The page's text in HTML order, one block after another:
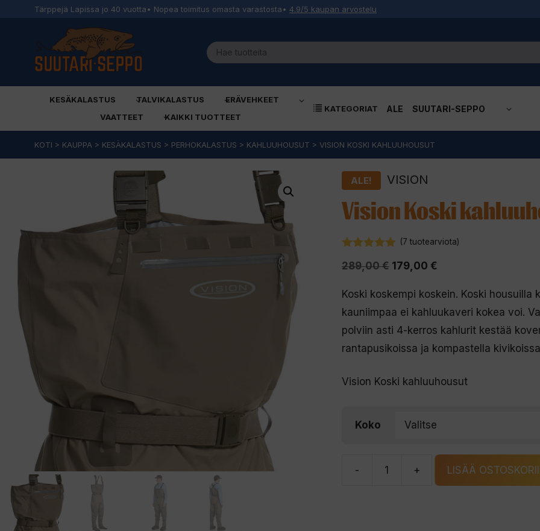
Tärppejä Lapissa jo 40 vuotta• Nopea toimitus omasta varastosta• 4.9/5 kaupan arvostelu
KESÄKALASTUS TALVIKALASTUS
ERÄVEHKEET
VAATTEET
KAIKKI TUOTTEET
KATEGORIAT ALE SUUTARI-SEPPO
sisältöön
KOTI > KAUPPA > KESÄKALASTUS > PERHOKALASTUS > KAHLUUHOUSUT > VISION KOSKI KAHLUUHOUSUT
ALE! VISION
Vision Koski
(7 tuotearviota)
289,00€ Alkuperäinen
oli:
289,00 €.
179,00 €Nykyinen
on:
179,00 €.
Koski koskempi koskein. Koski housuilla
kauniimpaa ei kahluukaveri kokea voi.
polviin asti 4-kerros kahlurit kestää
rantapusikoissa ja kompastella
Vision Koski kahluuhousut
Koko
- + LISÄÄ